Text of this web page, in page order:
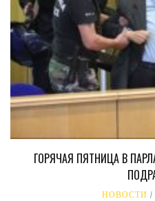
ГОРЯЧАЯ ПЯТНИЦА В
НОВОСТИ